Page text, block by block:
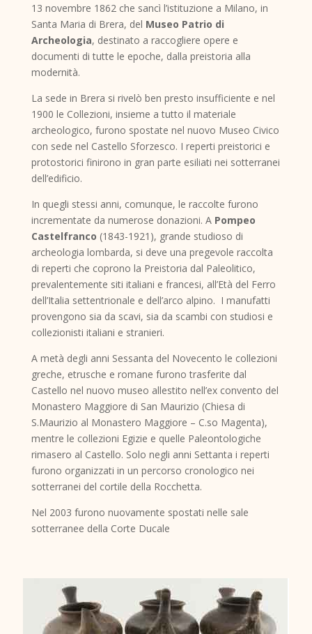
13 novembre 1862 che sancì l’istituzione a Milano, in
Santa Maria di Brera, del Museo Patrio di
Archeologia, destinato a raccogliere opere e
documenti di tutte le epoche, dalla preistoria alla
modernità.
La sede in Brera si rivelò ben presto insufficiente e nel
1900 le Collezioni, insieme a tutto il materiale
archeologico, furono spostate nel nuovo Museo Civico
con sede nel Castello Sforzesco. I reperti preistorici e
protostorici finirono in gran parte esiliati nei sotterranei
dell’edificio.
In quegli stessi anni, comunque, le raccolte furono
incrementate da numerose donazioni. A Pompeo
Castelfranco (1843-1921), grande studioso di
archeologia lombarda, si deve una pregevole raccolta
di reperti che coprono la Preistoria dal Paleolitico,
prevalentemente siti italiani e francesi, all’Età del Ferro
dell’Italia settentrionale e dell’arco alpino. I manufatti
provengono sia da scavi, sia da scambi con studiosi e
collezionisti italiani e stranieri.
A metà degli anni Sessanta del Novecento le collezioni
greche, etrusche e romane furono trasferite dal
Castello nel nuovo museo allestito nell’ex convento del
Monastero Maggiore di San Maurizio (Chiesa di
S.Maurizio al Monastero Maggiore – C.so Magenta),
mentre le collezioni Egizie e quelle Paleontologiche
rimasero al Castello. Solo negli anni Settanta i reperti
furono organizzati in un percorso cronologico nei
sotterranei del cortile della Rocchetta.
Nel 2003 furono nuovamente spostati nelle sale
sotterranee della Corte Ducale